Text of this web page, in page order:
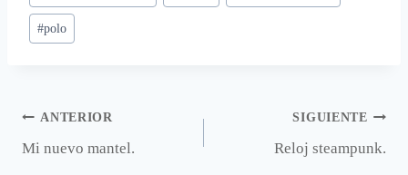
#polo
Navegación
de
ANTERIOR
Mi nuevo mantel.
SIGUIENTE
Reloj steampunk.